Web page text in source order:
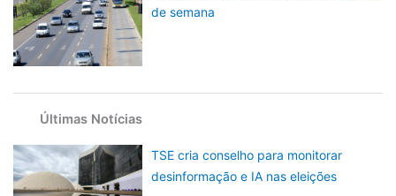
de semana
Últimas Notícias
TSE cria conselho para monitorar
desinformação e IA nas eleições